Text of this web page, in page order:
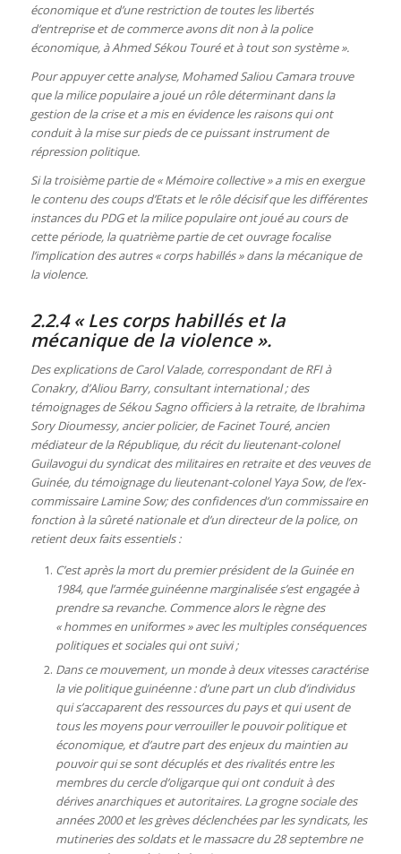
économique et d’une restriction de toutes les libertés
d’entreprise et de commerce avons dit non à la police
économique, à Ahmed Sékou Touré et à tout son système ».
Pour appuyer cette analyse, Mohamed Saliou Camara trouve
que la milice populaire a joué un rôle déterminant dans la
gestion de la crise et a mis en évidence les raisons qui ont
conduit à la mise sur pieds de ce puissant instrument de
répression politique.
Si la troisième partie de « Mémoire collective » a mis en exergue
le contenu des coups d’Etats et le rôle décisif que les différentes
instances du PDG et la milice populaire ont joué au cours de
cette période, la quatrième partie de cet ouvrage focalise
l’implication des autres « corps habillés » dans la mécanique de
la violence.
2.2.4 « Les corps habillés et la
mécanique de la violence ».
Des explications de Carol Valade, correspondant de RFI à
Conakry, d’Aliou Barry, consultant international ; des
témoignages de Sékou Sagno officiers à la retraite, de Ibrahima
Sory Dioumessy, ancier policier, de Facinet Touré, ancien
médiateur de la République, du récit du lieutenant-colonel
Guilavogui du syndicat des militaires en retraite et des veuves de
Guinée, du témoignage du lieutenant-colonel Yaya Sow, de l’ex-
commissaire Lamine Sow; des confidences d’un commissaire en
fonction à la sûreté nationale et d’un directeur de la police, on
retient deux faits essentiels :
C’est après la mort du premier président de la Guinée en
1984, que l’armée guinéenne marginalisée s’est engagée à
prendre sa revanche. Commence alors le règne des
« hommes en uniformes » avec les multiples conséquences
politiques et sociales qui ont suivi ;
Dans ce mouvement, un monde à deux vitesses caractérise
la vie politique guinéenne : d’une part un club d’individus
qui s’accaparent des ressources du pays et qui usent de
tous les moyens pour verrouiller le pouvoir politique et
économique, et d’autre part des enjeux du maintien au
pouvoir qui se sont décuplés et des rivalités entre les
membres du cercle d’oligarque qui ont conduit à des
dérives anarchiques et autoritaires. La grogne sociale des
années 2000 et les grèves déclenchées par les syndicats, les
mutineries des soldats et le massacre du 28 septembre ne